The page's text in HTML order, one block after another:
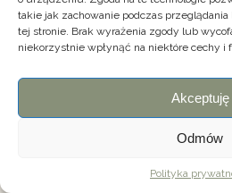
takie jak zachowanie podczas
tej stronie. Brak wyrażenia zgody lub
niekorzystnie wpłynąć na niektóre cechy i
Akceptuję
Odmów
Polityka